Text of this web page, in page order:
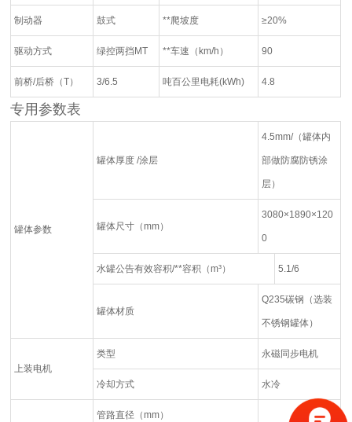
制动器 鼓式 **爬坡度 ≥20%
驱动方式 绿控两挡MT **车速（km/h） 90
前桥/后桥（T） 3/6.5 吨百公里电耗(kWh) 4.8
专用参数表
罐体参数
罐体厚度 /涂层
4.5mm/（罐体内
部做防腐防锈涂
层）
罐体尺寸（mm）
3080×1890×120
0
水罐公告有效容积/**容积（m³） 5.1/6
罐体材质
Q235碳钢（选装
不锈钢罐体）
上装电机
类型 永磁同步电机
冷却方式 水冷
管路直径（mm）